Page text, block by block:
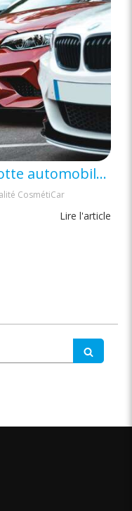
Optimiser son TCO de flotte automobile : 3 leviers efficaces en 2026
CosmétiCar
Lire l'article